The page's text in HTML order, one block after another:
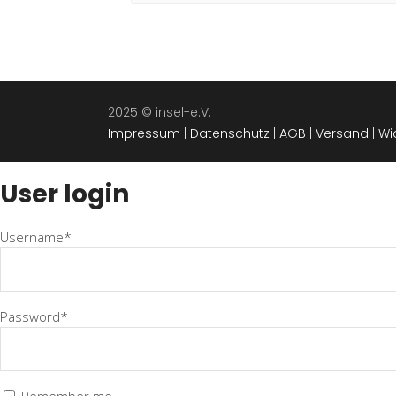
2025 © insel-e.V.
Impressum | Datenschutz | AGB | Versand |
User login
Username*
Password*